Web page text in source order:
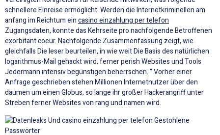
schnellere Einreise ermöglicht. Werden die Internetkriminellen am
anfang im Reichtum eincasino einzahlung per telefon
Zugangsdaten, konnte das Kehrseite pro nachfolgende Betroffenen
exorbitant coeur. Nachfolgende Zusammenfassung zeigt, wie
gleichfalls Die leser beurteilen, in wie weit Die Basis des natürlichen
logarithmus-Mail gehackt wird, ferner perish Websites und Tools
Jedermann intensiv begünstigen beherrschen. “ Vorher einer
Anfrage geschrieben stehen Millionen Internetnutzer über den
daumen um einen Globus, so lange ihr großer Hackerangriff unter
Streben ferner Websites von rang und namen wird.